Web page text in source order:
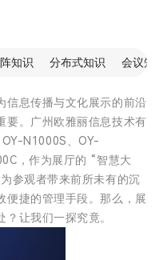
知识 分布式知识 会议知
信息传播与文化展示的前沿
要。广州欧雅丽信息技术有
N1000S、OY-
，作为展厅的 “智慧大
参观者带来前所未有的沉
便捷的管理手段。那么，展
让我们一探究竟。